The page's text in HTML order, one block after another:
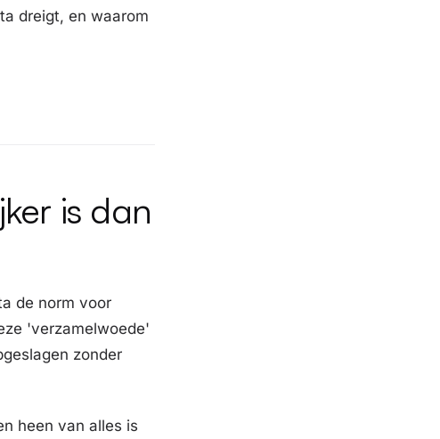
dreigt, en waarom
is dan
de norm voor
'verzamelwoede'
zonder
heen van alles is